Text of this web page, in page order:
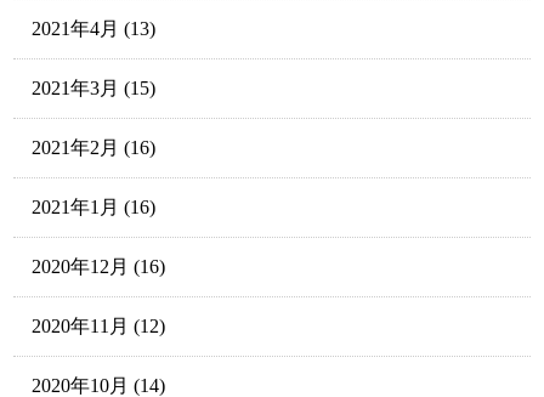
2021年4月 (13)
2021年3月 (15)
2021年2月 (16)
2021年1月 (16)
2020年12月 (16)
2020年11月 (12)
2020年10月 (14)